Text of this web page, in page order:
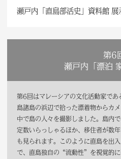
瀬戸内「直島部活史」資料館 展
第6
瀬戸内「漂泊
第6回はマレーシアの文化活動家で
島諸島の浜辺で拾った漂着物からカ
中で島の人々を撮影しました。島内
定数いらっしゃるほか、移住者が数
も見られます。このように直島を出
で、直島独自の“流動性”を視覚的